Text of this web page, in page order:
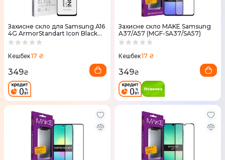
Захисне скло для Samsung A16
4G ArmorStandart Icon Black
(80168)
Кешбек17 ₴
349₴
Захисне скло MAKE Samsung
A37/A57 (MGF-SA37/SA57)
Кешбек17 ₴
349₴